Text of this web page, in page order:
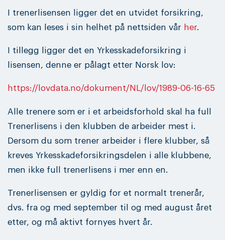
I trenerlisensen ligger det en utvidet forsikring,
som kan leses i sin helhet på nettsiden vår her.
I tillegg ligger det en Yrkesskadeforsikring i
lisensen, denne er pålagt etter Norsk lov:
https://lovdata.no/dokument/NL/lov/1989-06-16-65
Alle trenere som er i et arbeidsforhold skal ha full
Trenerlisens i den klubben de arbeider mest i.
Dersom du som trener arbeider i flere klubber, så
kreves Yrkesskadeforsikringsdelen i alle klubbene,
men ikke full trenerlisens i mer enn en.
Trenerlisensen er gyldig for et normalt trenerår,
dvs. fra og med september til og med august året
etter, og må aktivt fornyes hvert år.